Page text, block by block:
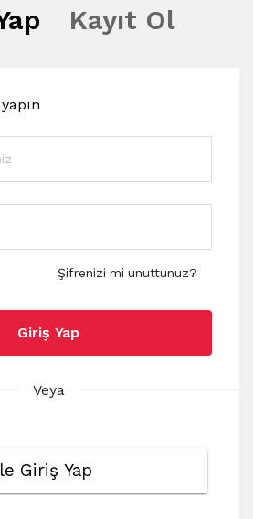
Kayıt Ol
Şifrenizi mi unuttunuz?
Giriş Yap
Veya
Giriş Yap